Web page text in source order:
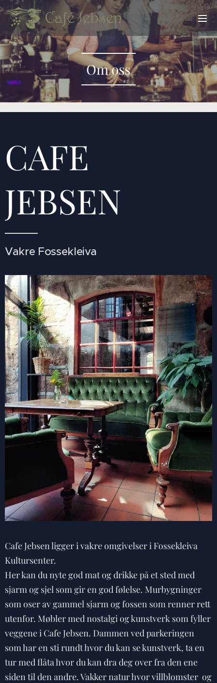
Om oss
CAFE
JEBSEN
Vakre Fossekleiva
Cafe Jebsen ligger i vakre omgivelser i Fossekleiva
Kultursenter.
Her kan du nyte god mat og drikke på et sted med
sjarm og sjel som gir en god følelse. Murbygninger
som oser av gammel sjarm og fossen som renner rett
utenfor. Møbler med nostalgi og kunstverk som fyller
veggene i Cafe Jebsen. Dammen ved parkeringen
som har en sti rundt hvor du kan se kunstverk, ta en
tur med flåta hvor du kan dra deg over fra den ene
siden til den andre. Vakker natur hvor villblomster og